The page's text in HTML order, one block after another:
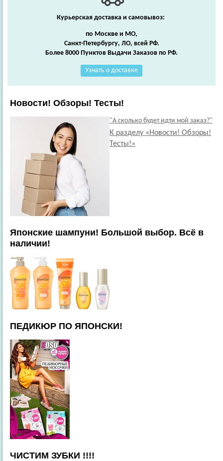
Курьерская доставка и самовывоз:
по Москве и МО,
Санкт-Петербургу, ЛО, всей РФ.
Более 8000 Пунктов Выдачи Заказов по РФ.
Узнать о доставке
Новости! Обзоры! Тесты!
"А сколько будет идти мой заказ?"
К разделу «Новости! Обзоры!
Тесты!»
Японские шампуни! Большой выбор. Всё в
наличии!
ПЕДИКЮР ПО ЯПОНСКИ!
ЧИСТИМ ЗУБКИ !!!!